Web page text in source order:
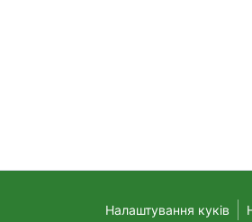
Налаштування куків